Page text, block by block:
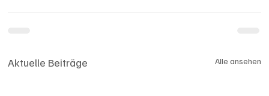
Aktuelle Beiträge Alle ansehen